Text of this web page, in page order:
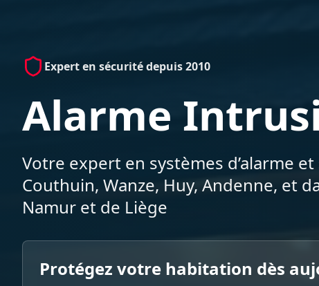
Expert en sécurité depuis 2010
Alarme
Votre expert en systèmes d’alarme
Couthuin, Wanze, Huy, Andenne, et
Namur et de Liège
Protégez votre habitation dès